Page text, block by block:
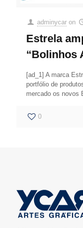
adminycar on
Estrela
“Bolinhos
[ad_1] A marca
portfólio de
mercado os novos
0